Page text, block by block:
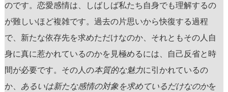
のです。恋愛感情は、しばしば私たち自身でも理解するの
が難しいほど複雑です。過去の片思いから快復する過程
で、新たな依存先を求めただけなのか、それともその人自
身に真に惹かれているのかを見極めるには、自己反省と時
間が必要です。その人の本質的な魅力に引かれているの
か、 あるいは新たな感情の対象を求めているだけなのかを